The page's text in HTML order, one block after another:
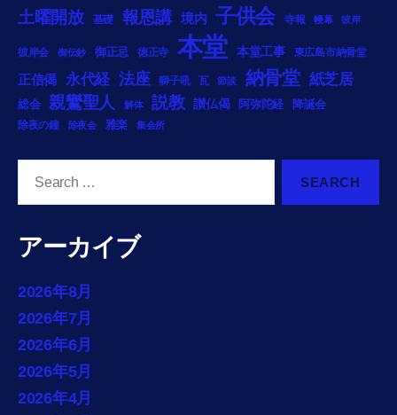
土曜開放 基礎 報恩講 境内 子供会 寺報 幔幕 彼岸
彼岸会 御伝鈔 御正忌 徳正寺 本堂 本堂工事 東広島市納骨堂
正信偈 永代経 法座 獅子吼 瓦 節談 納骨堂 紙芝居
総会 親鸞聖人 解体 説教 讃仏偈 阿弥陀経 降誕会
除夜の鐘 除夜会 雅楽 集会所
アーカイブ
2026年8月
2026年7月
2026年6月
2026年5月
2026年4月